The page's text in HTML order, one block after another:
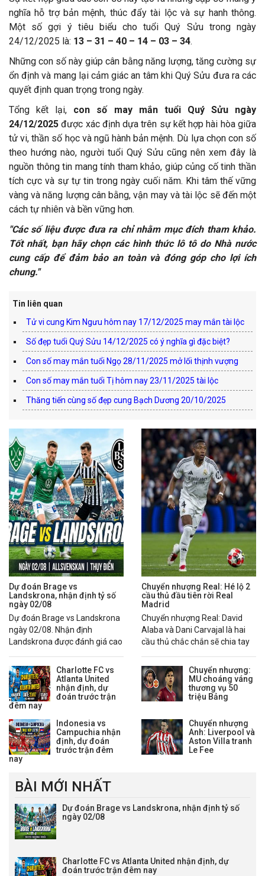
nghĩa hỗ trợ bản mệnh, thúc đẩy tài lộc và sự hanh thông.
Một số gợi ý tiêu biểu cho tuổi Quý Sửu trong ngày
24/12/2025 là: 13 – 31 – 40 – 14 – 03 – 34.
Những con số này giúp cân bằng năng lượng, tăng cường sự
ổn định và mang lại cảm giác an tâm khi Quý Sửu đưa ra các
quyết định quan trọng trong ngày.
Tổng kết lại, con số may mắn tuổi Quý Sửu ngày
24/12/2025 được xác định dựa trên sự kết hợp hài hòa giữa
tử vi, thần số học và ngũ hành bản mệnh. Dù lựa chọn con số
theo hướng nào, người tuổi Quý Sửu cũng nên xem đây là
nguồn thông tin mang tính tham khảo, giúp củng cố tinh thần
tích cực và sự tự tin trong ngày cuối năm. Khi tâm thế vững
vàng và năng lượng cân bằng, vận may và tài lộc sẽ đến một
cách tự nhiên và bền vững hơn.
"Các số liệu được đưa ra chỉ nhằm mục đích tham khảo.
Tốt nhất, bạn hãy chọn các hình thức lô tô do Nhà nước
cung cấp để đảm bảo an toàn và đóng góp cho lợi ích
chung."
Tin liên quan
Tử vi cung Kim Ngưu hôm nay 17/12/2025 may mắn tài lộc
Số đẹp tuổi Quý Sửu 14/12/2025 có ý nghĩa gì đặc biệt?
Con số may mắn tuổi Ngọ 28/11/2025 mở lối thịnh vượng
Con số may mắn tuổi Tị hôm nay 23/11/2025 tài lộc
Thăng tiến cùng số đẹp cung Bạch Dương 20/10/2025
Dự đoán Brage vs
Landskrona, nhận định tỷ số
ngày 02/08
Dự đoán Brage vs Landskrona
ngày 02/08. Nhận định
Landskrona được đánh giá cao
định.
Charlotte FC vs
Atlanta United
nhận định, dự
đoán trước trận
đêm nay
Indonesia vs
Campuchia nhận
định, dự đoán
trước trận đêm
nay
Chuyển nhượng Real: Hé lộ 2
cầu thủ đầu tiên rời Real
Madrid
Chuyển nhượng Real: David
Alaba và Dani Carvajal là hai
cầu thủ chắc chắn sẽ chia tay
2026.
Chuyển nhượng:
MU choáng váng
thương vụ 50
triệu Bảng
Chuyển nhượng
Anh: Liverpool và
Aston Villa tranh
Le Fee
BÀI MỚI NHẤT
Dự đoán Brage vs Landskrona, nhận định tỷ số
ngày 02/08
Charlotte FC vs Atlanta United nhận định, dự
đoán trước trận đêm nay